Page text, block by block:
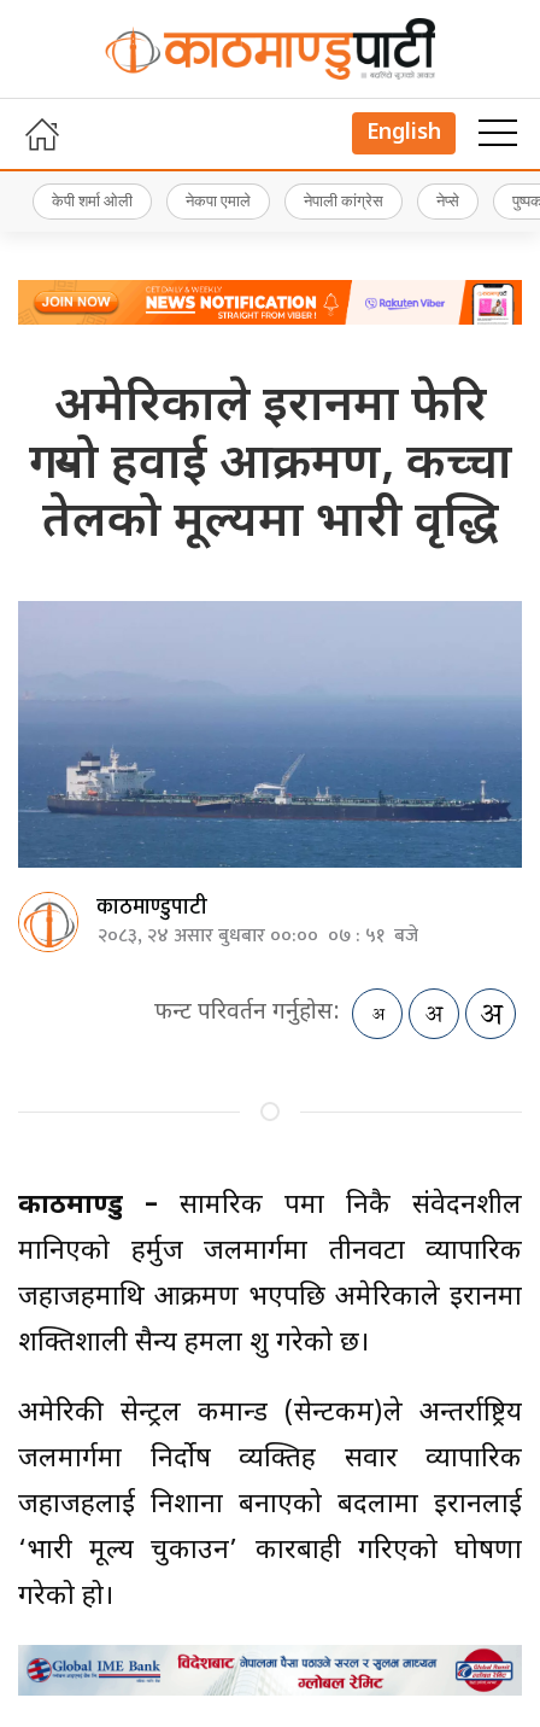
English
केपी शर्मा ओली नेकपा एमाले नेपाली कांग्रेस नेप्से
अमेरिकाले इरानमा फेरि
गर्‍यो हवाई आक्रमण, कच्चा
तेलको मूल्यमा भारी वृद्धि
काठमाण्डुपाटी
२०८३, २४ असार बुधबार ००:०० ०७ : ५१ बजे
फन्ट परिवर्तन गर्नुहोस:
काठमाण्डु – सामरिक रूपमा निकै संवेदनशील
मानिएको हर्मुज जलमार्गमा तीनवटा व्यापारिक
जहाजहरूमाथि आक्रमण भएपछि अमेरिकाले इरानमा
शक्तिशाली सैन्य हमला शुरू गरेको छ।
अमेरिकी सेन्ट्रल कमान्ड (सेन्टकम)ले अन्तर्राष्ट्रिय
जलमार्गमा निर्दोष व्यक्तिहरू सवार व्यापारिक
जहाजहरूलाई निशाना बनाएको बदलामा इरानलाई
‘भारी मूल्य चुकाउन’ कारबाही गरिएको घोषणा
गरेको हो।